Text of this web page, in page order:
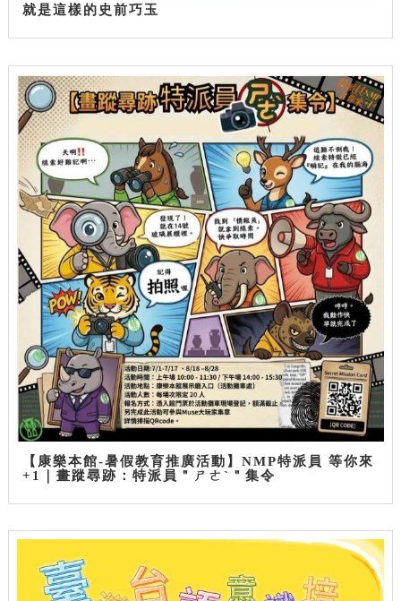
就是這樣的史前巧玉
【康樂本館-暑假教育推廣活動】NMP特派員 等你來
+1｜畫蹤尋跡：特派員＂ㄕㄜˋ＂集令